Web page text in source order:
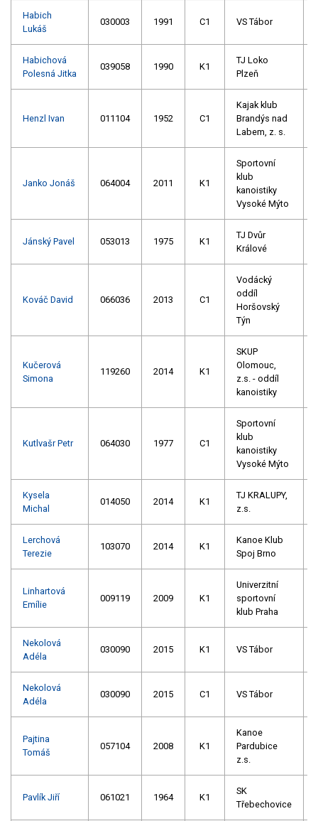
Habich
Lukáš
030003 1991 C1 VS Tábor
Habichová
Polesná Jitka
039058 1990 K1
TJ Loko
Plzeň
Henzl Ivan 011104 1952 C1
Kajak klub
Brandýs nad
Labem, z. s.
Janko Jonáš 064004 2011 K1
Sportovní
klub
kanoistiky
Vysoké Mýto
Jánský Pavel 053013 1975 K1
TJ Dvůr
Králové
Kováč David 066036 2013 C1
Vodácký
oddíl
Horšovský
Týn
Kučerová
Simona
119260 2014 K1
SKUP
Olomouc,
z.s. - oddíl
kanoistiky
Kutlvašr Petr 064030 1977 C1
Sportovní
klub
kanoistiky
Vysoké Mýto
Kysela
Michal
014050 2014 K1
TJ KRALUPY,
z.s.
Lerchová
Terezie
103070 2014 K1
Kanoe Klub
Spoj Brno
Linhartová
Emílie
009119 2009 K1
Univerzitní
sportovní
klub Praha
Nekolová
Adéla
030090 2015 K1 VS Tábor
Nekolová
Adéla
030090 2015 C1 VS Tábor
Pajtina
Tomáš
057104 2008 K1
Kanoe
Pardubice
z.s.
Pavlík Jiří 061021 1964 K1
SK
Třebechovice